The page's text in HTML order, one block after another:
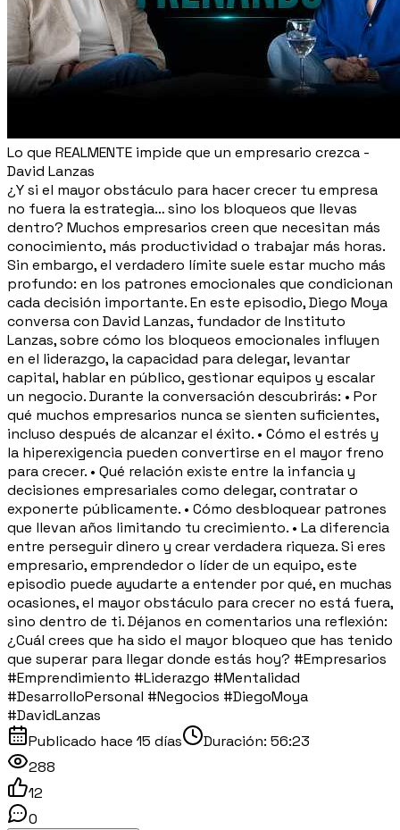
Lo que REALMENTE impide que un empresario crezca -
David Lanzas
¿Y si el mayor obstáculo para hacer crecer tu empresa
no fuera la estrategia… sino los bloqueos que llevas
dentro? Muchos empresarios creen que necesitan más
conocimiento, más productividad o trabajar más horas.
Sin embargo, el verdadero límite suele estar mucho más
profundo: en los patrones emocionales que condicionan
cada decisión importante. En este episodio, Diego Moya
conversa con David Lanzas, fundador de Instituto
Lanzas, sobre cómo los bloqueos emocionales influyen
en el liderazgo, la capacidad para delegar, levantar
capital, hablar en público, gestionar equipos y escalar
un negocio. Durante la conversación descubrirás: • Por
qué muchos empresarios nunca se sienten suficientes,
incluso después de alcanzar el éxito. • Cómo el estrés y
la hiperexigencia pueden convertirse en el mayor freno
para crecer. • Qué relación existe entre la infancia y
decisiones empresariales como delegar, contratar o
exponerte públicamente. • Cómo desbloquear patrones
que llevan años limitando tu crecimiento. • La diferencia
entre perseguir dinero y crear verdadera riqueza. Si eres
empresario, emprendedor o líder de un equipo, este
episodio puede ayudarte a entender por qué, en muchas
ocasiones, el mayor obstáculo para crecer no está fuera,
sino dentro de ti. Déjanos en comentarios una reflexión:
¿Cuál crees que ha sido el mayor bloqueo que has tenido
que superar para llegar donde estás hoy? #Empresarios
#Emprendimiento #Liderazgo #Mentalidad
#DesarrolloPersonal #Negocios #DiegoMoya
#DavidLanzas
Publicado hace 15 días Duración: 56:23
288
12
0